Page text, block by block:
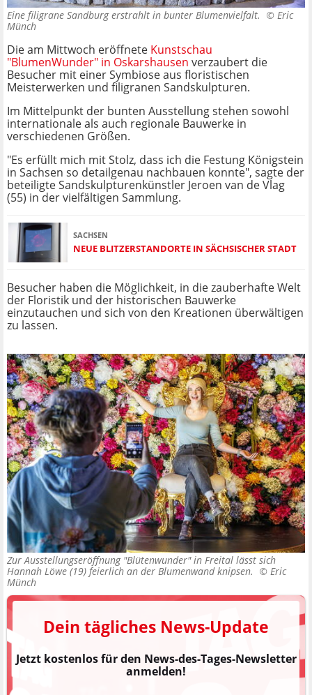
Eine filigrane Sandburg erstrahlt in bunter Blumenvielfalt. © Eric
Münch
Die am Mittwoch eröffnete Kunstschau
"BlumenWunder" in Oskarshausen verzaubert die
Besucher mit einer Symbiose aus floristischen
Meisterwerken und filigranen Sandskulpturen.
Im Mittelpunkt der bunten Ausstellung stehen sowohl
internationale als auch regionale Bauwerke in
verschiedenen Größen.
"Es erfüllt mich mit Stolz, dass ich die Festung Königstein
in Sachsen so detailgenau nachbauen konnte", sagte der
beteiligte Sandskulpturenkünstler Jeroen van de Vlag
(55) in der vielfältigen Sammlung.
SACHSEN
NEUE BLITZERSTANDORTE IN SÄCHSISCHER STADT
Besucher haben die Möglichkeit, in die zauberhafte Welt
der Floristik und der historischen Bauwerke
einzutauchen und sich von den Kreationen überwältigen
zu lassen.
Zur Ausstellungseröffnung "Blütenwunder" in Freital lässt sich
Hannah Löwe (19) feierlich an der Blumenwand knipsen. © Eric
Münch
Dein tägliches News-Update
Jetzt kostenlos für den News-des-Tages-Newsletter
anmelden!